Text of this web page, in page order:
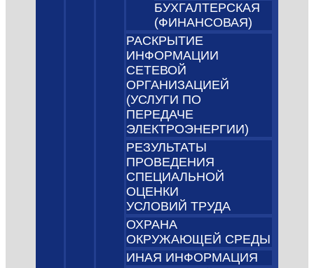
БУХГАЛТЕРСКАЯ
(ФИНАНСОВАЯ)
РАСКРЫТИЕ
ИНФОРМАЦИИ
СЕТЕВОЙ
ОРГАНИЗАЦИЕЙ
(УСЛУГИ ПО
ПЕРЕДАЧЕ
ЭЛЕКТРОЭНЕРГИИ)
РЕЗУЛЬТАТЫ
ПРОВЕДЕНИЯ
СПЕЦИАЛЬНОЙ
ОЦЕНКИ
УСЛОВИЙ ТРУДА
ОХРАНА
ОКРУЖАЮЩЕЙ СРЕДЫ
ИНАЯ ИНФОРМАЦИЯ